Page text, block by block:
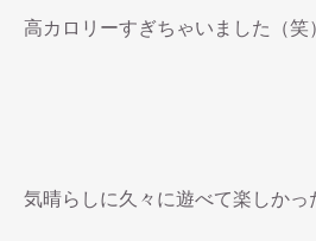
高カロリーすぎちゃいました（笑）
気晴らしに久々に遊べて楽しか